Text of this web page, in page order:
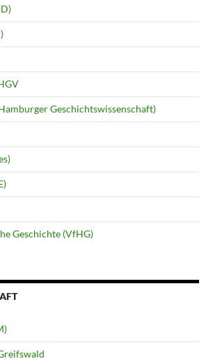
Geschichtswissenschaft)
Geschichte (VfHG)